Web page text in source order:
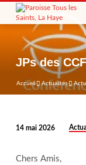
JPs des
Accueil Actualités
des
14 mai 2026
Chers Amis,